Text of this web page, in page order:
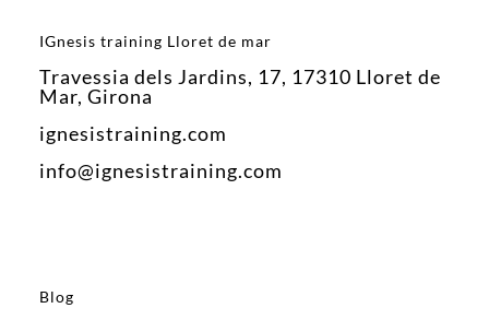
IGnesis training Lloret de mar
Travessia dels Jardins, 17, 17310 Lloret de
Mar, Girona
ignesistraining.com
info@ignesistraining.com
Blog